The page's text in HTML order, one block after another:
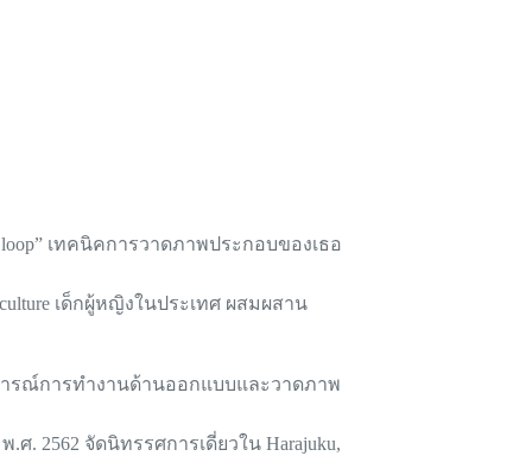
เทคนิคการวาดภาพประกอบของเธอ
เด็กผู้หญิงในประเทศ ผสมผสาน
ารณ์การทำงานด้านออกแบบและวาดภาพ
.ศ. 2562 จัดนิทรรศการเดี่ยวใน Harajuku,